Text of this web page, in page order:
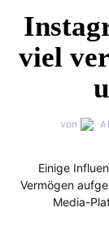
viel
von
Einige
Vermögen
Media-